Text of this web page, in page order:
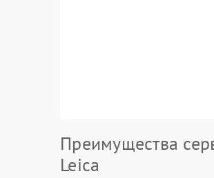
Преимущества
Leica